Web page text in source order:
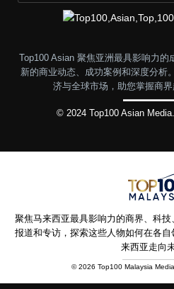
Top100 Asian 聚焦亚洲最具影响力
新的商业动态、成功案例和深度分析
济与全球市场，助您掌握商界
© 2024 Top100 Asian
聚焦马来西亚最具影响力的商界、科
报道和专访，探索这些人物如何在各
来西亚走向未
© 2026 Top100 Malaysia